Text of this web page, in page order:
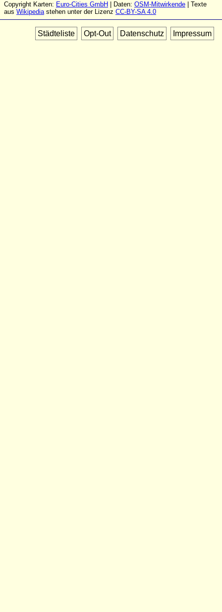
Copyright Karten: Euro-Cities GmbH | Daten: OSM-Mitwirkende | Texte
aus Wikipediastehen unter der Lizenz CC-BY-SA 4.0
Städteliste Opt-Out Datenschutz Impressum